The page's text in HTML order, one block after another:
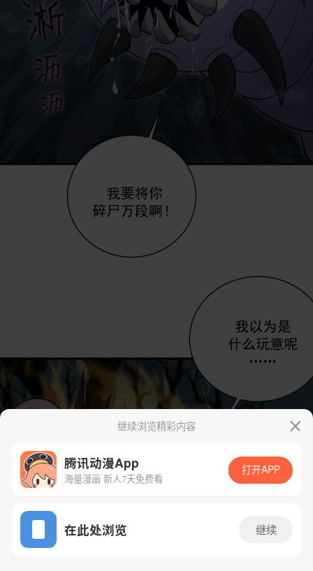
App免费看
继续浏览精彩内容
腾讯动漫App
海量漫画 新人7天免费看
打开APP
在此处浏览 继续